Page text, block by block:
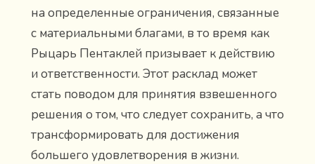
на определенные ограничения, связанные
с материальными благами, в то время как
Рыцарь Пентаклей призывает к действию
и ответственности. Этот расклад может
стать поводом для принятия взвешенного
решения о том, что следует сохранить, а что
трансформировать для достижения
большего удовлетворения в жизни.